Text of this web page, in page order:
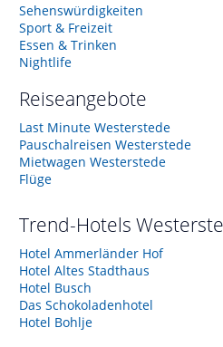
Sehenswürdigkeiten
Sport & Freizeit
Essen & Trinken
Nightlife
Reiseangebote
Last Minute Westerstede
Pauschalreisen Westerstede
Mietwagen Westerstede
Flüge
Trend-Hotels
Hotel Ammerländer Hof
Hotel Altes Stadthaus
Hotel Busch
Das Schokoladenhotel
Hotel Bohlje